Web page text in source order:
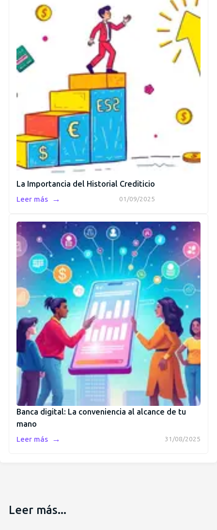
La Importancia del Historial Crediticio
01/09/2025
Leer más →
Banca digital: La conveniencia al alcance de tu
mano
31/08/2025
Leer más →
Leer más...